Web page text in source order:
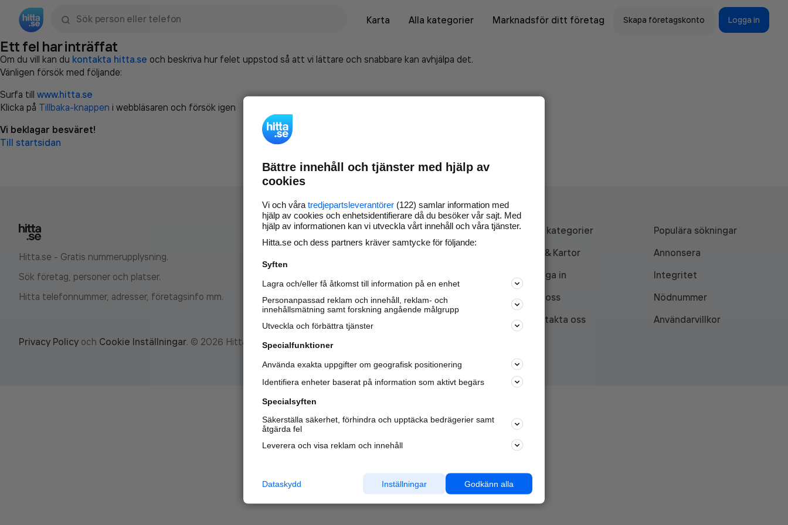
Karta
Alla kategorier Marknadsför ditt företag Skapa företagskonto Logga in
Ett fel har inträffat
Om du vill kan du kontakta hitta.se och beskriva hur felet uppstod så att vi lättare och snabbare kan avhjälpa det.
Vänligen försök med följande:
Surfa till www.hitta.se
Klicka på Tillbaka-knappen i webbläsaren och försök igen
Vi beklagar besväret!
Till startsidan
Hitta.se - Gratis nummerupplysning.
Sök företag, personer och platser.
Hitta telefonnummer, adresser, företagsinfo mm.
Marknadsför företaget på
nya kunder och
samarbetspartners nära dig.
Läs mer här
Alla kategorier
Populära sökningar
API & Kartor
Annonsera
Logga in
Integritet
Om oss
Nödnummer
Kontakta oss
Användarvillkor
Privacy Policy och Cookie Inställningar. © 2026 Hitta.se
Bättre innehåll och tjänster med hjälp av
cookies
Vi och våra tredjepartsleverantörer (122) samlar information med
hjälp av cookies och enhetsidentifierare då du besöker vår sajt. Med
hjälp av informationen kan vi utveckla vårt innehåll och våra tjänster.
Hitta.se och dess partners kräver samtycke för följande:
Syften
Lagra och/eller få åtkomst till information på en enhet
Personanpassad reklam och innehåll, reklam- och
innehållsmätning samt forskning angående målgrupp
Utveckla och förbättra tjänster
Specialfunktioner
Använda exakta uppgifter om geografisk positionering
Identifiera enheter baserat på information som aktivt begärs
Specialsyften
Säkerställa säkerhet, förhindra och upptäcka bedrägerier samt
åtgärda fel
Leverera och visa reklam och innehåll
Godkänn alla
Inställningar
Dataskydd